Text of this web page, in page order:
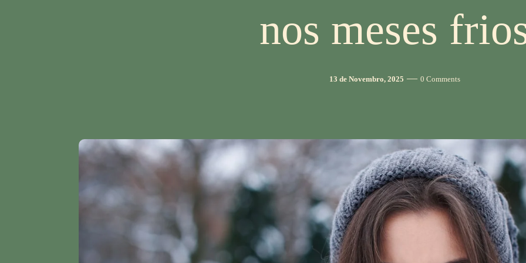
nos meses
Post
13 de Novembro, 2025 Comments
0 Comments